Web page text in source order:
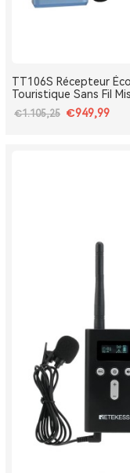
TT106S Récepteur
Touristique Sans Fil
Louvre et les
€1.105,25 €949,99